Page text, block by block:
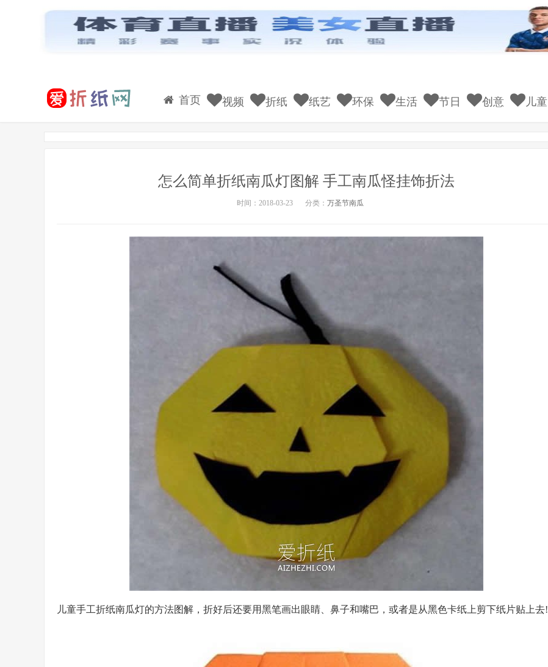
首页 视频 折纸 纸艺 环保 生活 节日 创意 儿童
怎么简单折纸南瓜灯图解 手工南瓜怪挂饰折法
时间：2018-03-23 分类： 万圣节南瓜
儿童手工折纸南瓜灯的方法图解，折好后还要用黑笔画出眼睛、鼻子和嘴巴，或者是从黑色卡纸上剪下纸片贴上去!